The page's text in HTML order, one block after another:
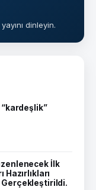
dinleyin.
“kardeşlik”
İlk
Hazırlıkları
Gerçekleştirildi.